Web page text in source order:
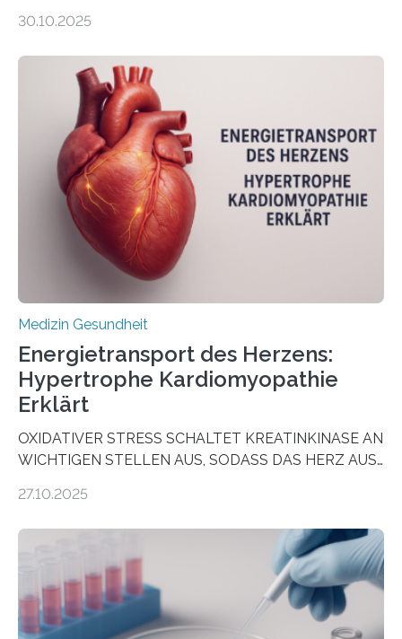
behandelt werden kann. In ihrer aktuellen Studie,
Oncology, zeigen die Forschenden, dass Mini-Tumore
aus Gewebe von Patientinnen und Patienten –
sogenannte Organoide – genutzt werden können, um
vorab zu prüfen, welche Medikamente am besten
wirken. Dabei wurde ein Eiweiß identifiziert, das künftig
als Biomarker für die Wahl der passenden Therapie
dienen könnte. Darmkrebs zählt weltweit zu den
häufigsten Krebsarten und stellt…
30.10.2025
Medizin Gesundheit
Energietransport des Herzens:
Hypertrophe Kardiomyopathie
Erklärt
OXIDATIVER STRESS SCHALTET KREATINKINASE AN
WICHTIGEN STELLEN AUS, SODASS DAS HERZ AUS
aus dem Deutschen Zentrum für Herzinsuffizienz
im Journal Circulation, warum der Energietransport bei
der Hypertrophen Kardiomyopathie (HCM) versagen
kann und wie sich durch eine Verringerung der
Herzbelastung und des oxidativen Stresses
Rhythmusstörungen reduzieren lassen. Würzburg. Die
27.10.2025